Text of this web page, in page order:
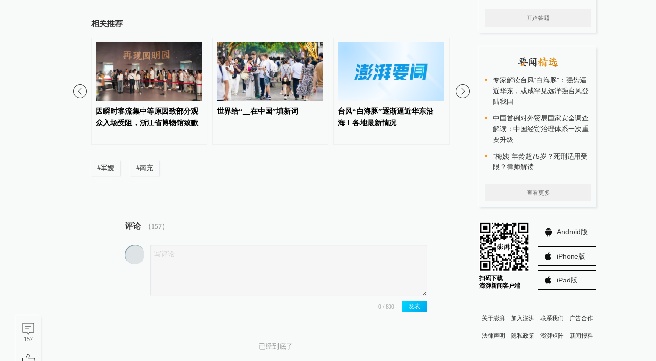
157
相关推荐
因瞬时客流集中等原因致部分观
众入场受阻，浙江省博物馆致歉
世界给“__在中国”填新词
台风“白海豚”逐渐逼近华东沿
海！各地最新情况
管”，陕西佳县政府网站刊文提出
（回信背后的故事·传
因）
#军嫂 #南充
评论 （157）
发表
已经到底了
开始答题
专家解读台风“白海豚”：强势逼
近华东，或成罕见远洋强台风登
陆我国
中国首例对外贸易国家安全调查
解读：中国经贸治理体系一次重
要升级
“梅姨”年龄超75岁？死刑适用受
限？律师解读
查看更多
扫码下载
澎湃新闻客户端
Android版
iPhone版
iPad版
关于澎湃 加入澎湃 联系我们 广告合作
法律声明 隐私政策 澎湃矩阵 新闻报料